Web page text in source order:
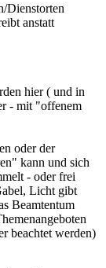
Dienstorten
anstatt
hier ( und in
- mit "offenem
oder der
kann und sich
- oder frei
Licht gibt
Beamtentum
beachtet werden)